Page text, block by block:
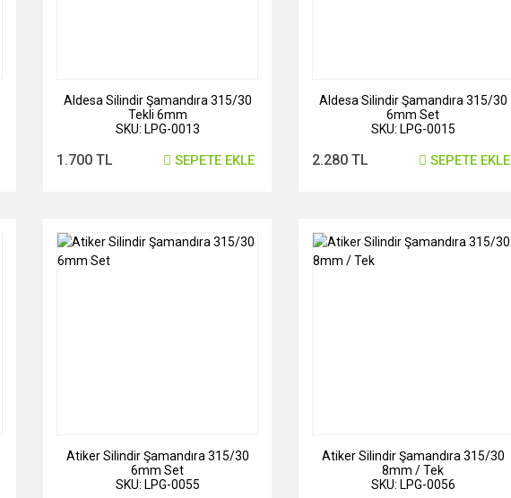
Aldesa Silindir Şamandıra 315/30
Tekli 6mm
SKU: LPG-0013
1.700 TL SEPETE EKLE
Aldesa Silindir Şamandıra 315/30
6mm Set
SKU: LPG-0015
2.280 TL SEPETE EKLE
Atiker Silindir Şamandıra 315/30
6mm Set
SKU: LPG-0055
Atiker Silindir Şamandıra 315/30
8mm / Tek
SKU: LPG-0056